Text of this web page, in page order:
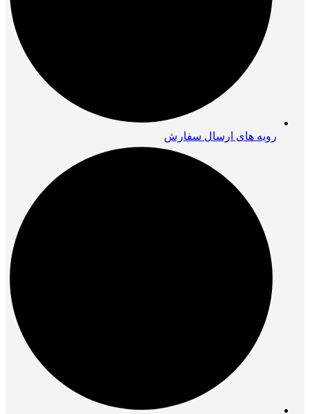
رویه های ارسال سفارش